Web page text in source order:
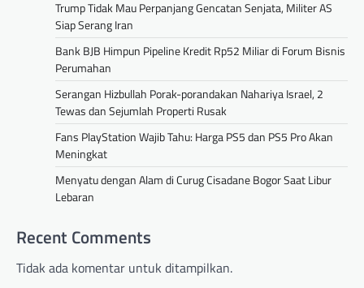
Trump Tidak Mau Perpanjang Gencatan Senjata, Militer AS
Siap Serang Iran
Bank BJB Himpun Pipeline Kredit Rp52 Miliar di Forum Bisnis
Perumahan
Serangan Hizbullah Porak-porandakan Nahariya Israel, 2
Tewas dan Sejumlah Properti Rusak
Fans PlayStation Wajib Tahu: Harga PS5 dan PS5 Pro Akan
Meningkat
Menyatu dengan Alam di Curug Cisadane Bogor Saat Libur
Lebaran
Recent Comments
Tidak ada komentar untuk ditampilkan.